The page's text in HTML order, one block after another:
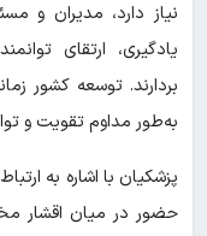
نیاز دارد، مدیران و
یادگیری، ارتقای
بردارند. توسعه کشور
به‌طور مداوم تقویت و
پزشکیان با اشاره به
حضور در میان اقشار